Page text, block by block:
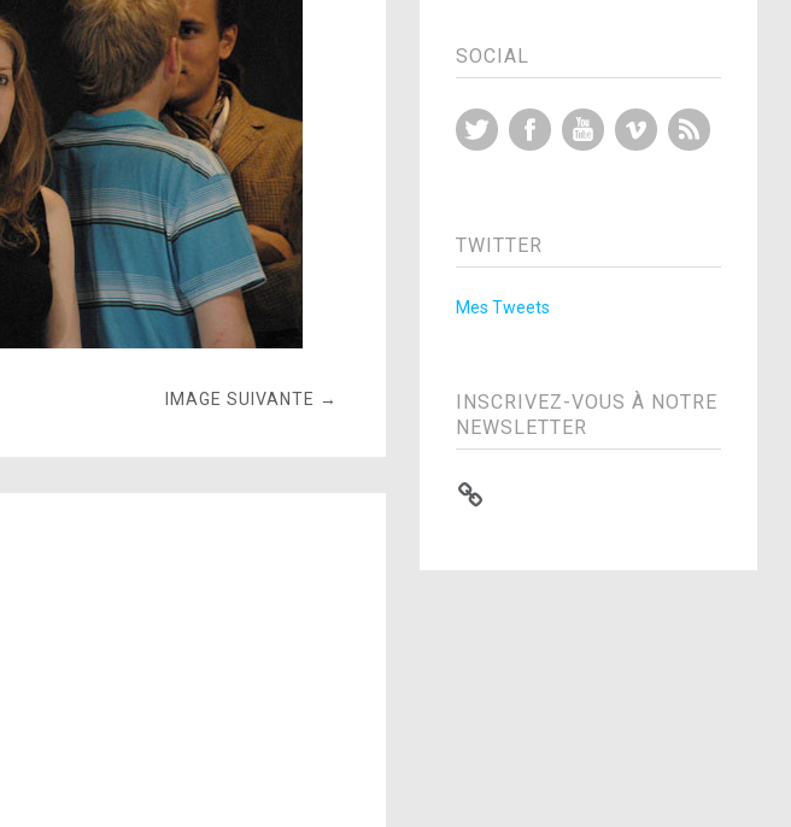
IMAGE SUIVANTE →
SOCIAL
Twitter FacebookYouTubeVimeo
TWITTER
Mes Tweets
INSCRIVEZ-VOUS À NOTRE
NEWSLETTER